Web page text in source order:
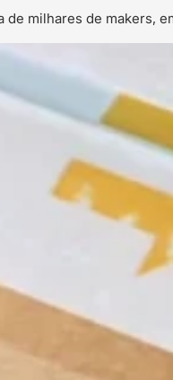
de milhares de makers,